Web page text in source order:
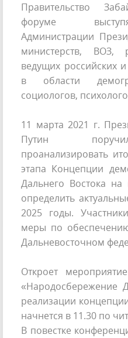
Правительство
форуме
Администрации
министерств, ВОЗ,
ведущих российских
в области
социологов,
11 марта 2021 г.
Путин
проанализировать
этапа Концепции
Дальнего Востока
определить
2025 годы.
меры по
Дальневосточном
Откроет
«Народосбережение
реализации
начнется в 11.30 по
В повестке